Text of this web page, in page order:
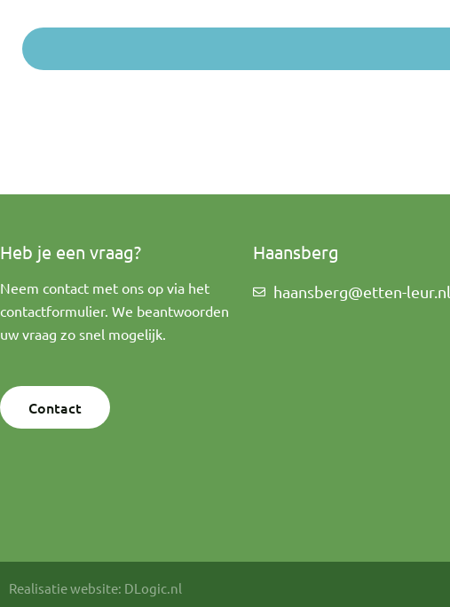
Heb je een vraag?
Neem contact met ons op via het
contactformulier. We beantwoorden
uw vraag zo snel mogelijk.
Contact
Haansberg
haansberg@etten-leur.nl
Realisatie website: DLogic.nl